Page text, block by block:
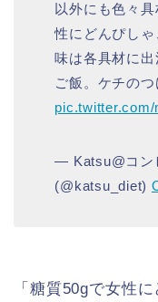
以外にも色々
性にどんぴしゃ
味は各具材に
ご飯。ケチの
— Katsu@コン
(@katsu_diet)
「糖質50gで女性に